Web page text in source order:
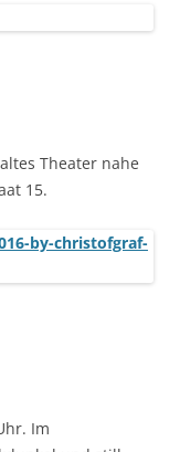
Theater nahe
15.
Im